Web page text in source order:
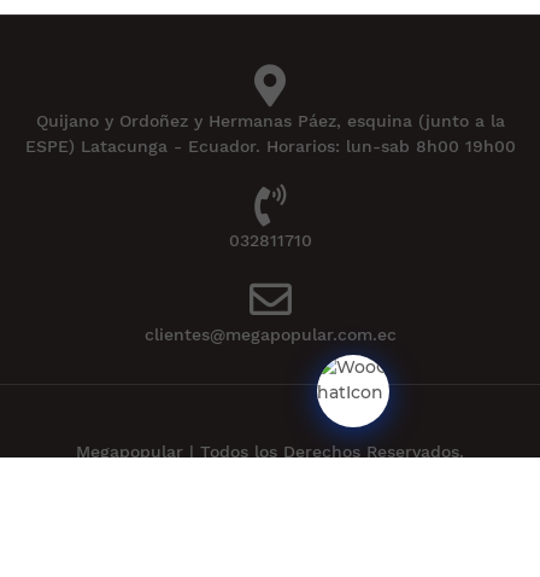
Quijano y Ordoñez y Hermanas Páez, esquina (junto a la
ESPE) Latacunga - Ecuador. Horarios: lun-sab 8h00 19h00
032811710
clientes@megapopular.com.ec
Megapopular | Todos los Derechos Reservados.